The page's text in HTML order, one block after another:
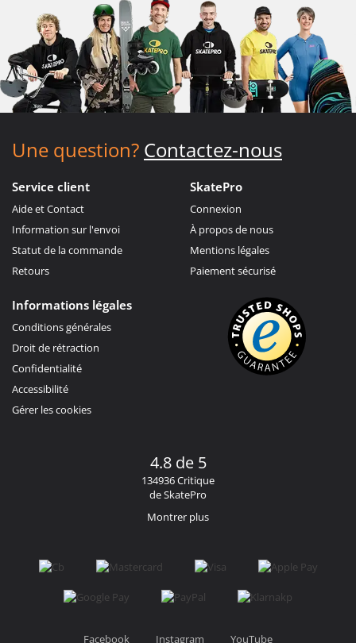
Une question? Contactez-nous
Service client
Aide et Contact
Information sur l'envoi
Statut de la commande
Retours
SkatePro
Connexion
À propos de nous
Mentions légales
Paiement sécurisé
Informations légales
Conditions générales
Droit de rétraction
Confidentialité
Accessibilité
Gérer les cookies
4.8 de 5
134936 Critique
de SkatePro
Montrer plus
Facebook Instagram YouTube